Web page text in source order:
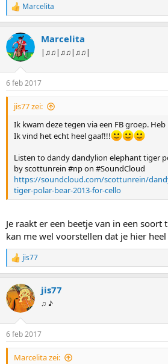
W
a
r
d
e
n
g
Marcelita
Marcelita
|♫♫|♫♫|♫♫|
6 feb 2017
jis77 zei:
Ik kwam deze tegen via een FB groep.
Ik vind het echt heel gaaf!!!
Listen to dandy dandylion elephant tiger
by scottunrein #np on #SoundCloud
https://soundcloud.com/scottunrein/
tiger-polar-bear-2013-for-cello
Je raakt er een beetje van in een soort
kan me wel voorstellen dat je hier
W
a
r
d
e
n
g
jis77
jis77
♫ ♪
6 feb 2017
Marcelita zei: